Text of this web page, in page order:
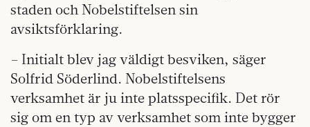
staden och Nobelstiftelsen sin
avsiktsförklaring.
– Initialt blev jag väldigt besviken, säger
Solfrid Söderlind. Nobelstiftelsens
verksamhet är ju inte platsspecifik. Det rör
sig om en typ av verksamhet som inte bygger